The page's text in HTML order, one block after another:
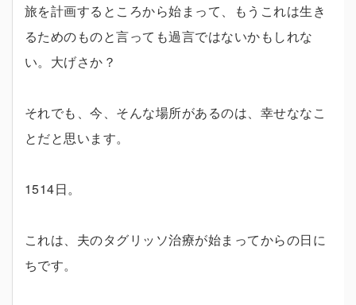
旅を計画するところから始まって、もうこれは生き
るためのものと言っても過言ではないかもしれな
い。大げさか？
それでも、今、そんな場所があるのは、幸せななこ
とだと思います。
1514日。
これは、夫のタグリッソ治療が始まってからの日に
ちです。